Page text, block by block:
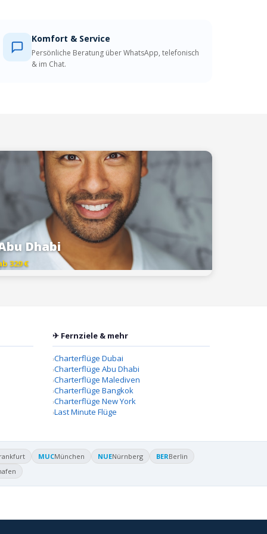
Komfort & Service
Persönliche Beratung über WhatsApp, telefonisch
& im Chat.
Dhabi
329 €
✈ Fernziele & mehr
Charterflüge Dubai
Charterflüge Abu Dhabi
Charterflüge Malediven
Charterflüge Bangkok
Charterflüge New York
Last Minute Flüge
MUCMünchen NUENürnberg BERBerlin